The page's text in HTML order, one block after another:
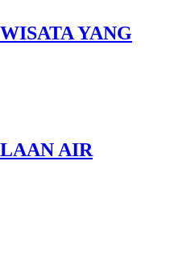
YANG
AIR